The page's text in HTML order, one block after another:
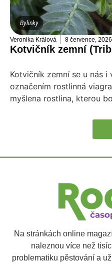
Bylinky
Veronika Králová 8 července, 2026
Kotvičník zemní
Kotvičník zemní se u nás
označením rostlinná
myšlena rostlina, kterou
Na stránkách online
naleznou více než
problematiku pěstování a